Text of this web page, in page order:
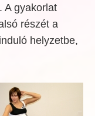
A gyakorlat
részét a
helyzetbe,